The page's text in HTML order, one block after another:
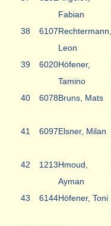
Fabian
38 6107Rechtermann,
Leon
39 6020Höfener,
Tamino
40 6078Bruns, Mats
41 6097Elsner, Milan
42 1213Hmoud,
Ayman
43 6144Höfener, Toni